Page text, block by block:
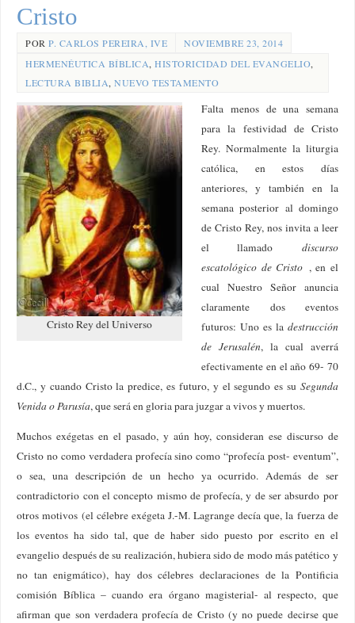
Cristo
PORP. CARLOS PEREIRA, IVE
NOVIEMBRE 23, 2014
HERMENÉUTICA BÍBLICA,HISTORICIDAD DEL EVANGELIO,
LECTURA BIBLIA,NUEVO TESTAMENTO
Cristo Rey del Universo
Falta menos de una semana
para la festividad de Cristo
Rey. Normalmente la liturgia
católica, en estos días
anteriores, y también en la
semana posterior al domingo
de Cristo Rey, nos invita a leer
el llamado discurso
escatológico de Cristo , en el
cual Nuestro Señor anuncia
claramente dos eventos
futuros: Uno es la destrucción
de Jerusalén, la cual averrá
efectivamente en el año 69- 70
d.C., y cuando Cristo la predice, es futuro, y el segundo es su Segunda
Venida o Parusía, que será en gloria para juzgar a vivos y muertos.
Muchos exégetas en el pasado, y aún hoy, consideran ese discurso de
Cristo no como verdadera profecía sino como “profecía post- eventum”,
o sea, una descripción de un hecho ya ocurrido. Además de ser
contradictorio con el concepto mismo de profecía, y de ser absurdo por
otros motivos (el célebre exégeta J.-M. Lagrange decía que, la fuerza de
los eventos ha sido tal, que de haber sido puesto por escrito en el
evangelio después de su realización, hubiera sido de modo más patético y
no tan enigmático), hay dos célebres declaraciones de la Pontificia
comisión Bíblica – cuando era órgano magisterial- al respecto, que
afirman que son verdadera profecía de Cristo (y no puede decirse que